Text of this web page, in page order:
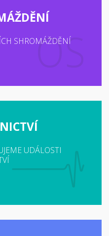
SHROMÁŽDĚNÍ
UDÁLOSTI